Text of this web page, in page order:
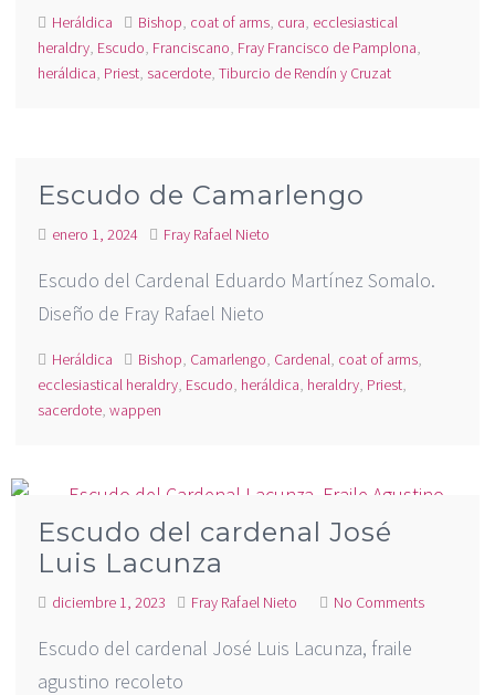
Heráldica Bishop, coat of arms, cura, ecclesiastical
heraldry, Escudo, Franciscano, Fray Francisco de Pamplona,
heráldica, Priest, sacerdote,Tiburcio de Rendín y Cruzat
Escudo de Camarlengo
enero 1, 2024 Fray Rafael Nieto
Escudo del Cardenal Eduardo Martínez Somalo.
Diseño de Fray Rafael Nieto
Heráldica Bishop, Camarlengo, Cardenal, coat of arms,
ecclesiastical heraldry, Escudo, heráldica, heraldry, Priest,
sacerdote,wappen
Escudo del cardenal José
Luis Lacunza
diciembre 1, 2023 Fray Rafael Nieto No Comments
Escudo del cardenal José Luis Lacunza, fraile
agustino recoleto